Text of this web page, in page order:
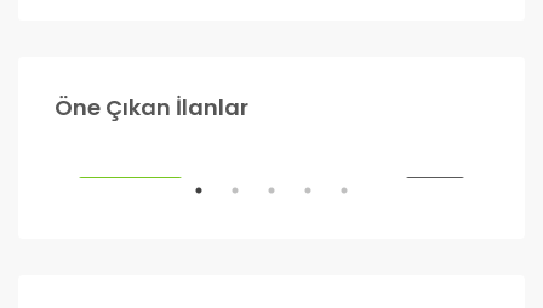
Öne Çıkan İlanlar
990.000₺
Ankara